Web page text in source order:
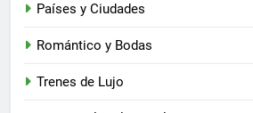
Países y Ciudades
Romántico y Bodas
Trenes de Lujo